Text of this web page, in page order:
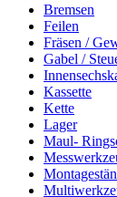
Bremsen
Feilen
Fräsen /
Gabel /
Kassette
Kette
Lager
Maul-